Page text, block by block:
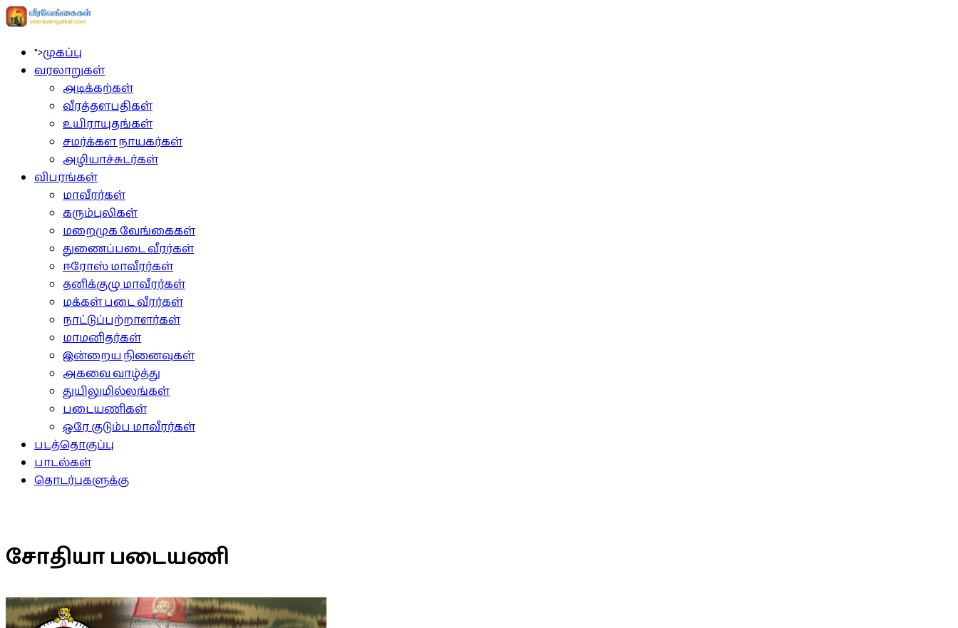
">முகப்பு
வரலாறுகள்
அடிக்கற்கள்
வீரத்தளபதிகள்
உயிராயுதங்கள்
சமர்க்கள நாயகர்கள்
அழியாச்சுடர்கள்
விபரங்கள்
மாவீரர்கள்
கரும்புலிகள்
மறைமுக வேங்கைகள்
துணைப்படை வீரர்கள்
ஈரோஸ் மாவீரர்கள்
தனிக்குழு மாவீரர்கள்
மக்கள் படை வீரர்கள்
நாட்டுப்பற்றாளர்கள்
மாமனிதர்கள்
இன்றைய நினைவுகள்
அகவை வாழ்த்து
துயிலுமில்லங்கள்
படையணிகள்
ஒரே குடும்ப மாவீரர்கள்
படத்தொகுப்பு
பாடல்கள்
தொடர்புகளுக்கு
சோதியா படையணி